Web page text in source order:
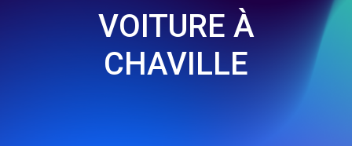
VOITURE À
CHAVILLE